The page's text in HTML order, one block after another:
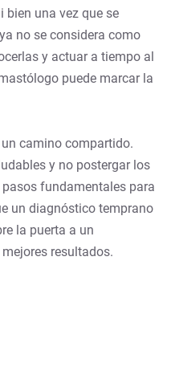
una vez que se
no se considera como
y actuar a tiempo al
puede marcar la
camino compartido.
y no postergar los
fundamentales para
un diagnóstico temprano
la puerta a un
resultados.